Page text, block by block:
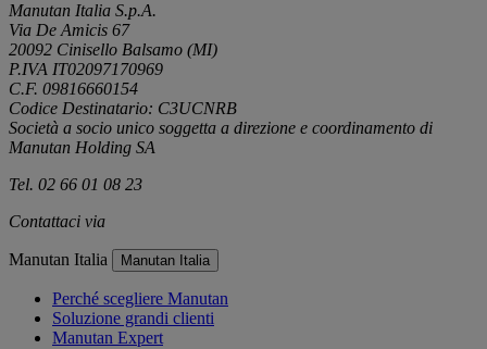
Manutan Italia S.p.A.
Via De Amicis 67
20092 Cinisello Balsamo (MI)
P.IVA IT02097170969
C.F. 09816660154
Codice Destinatario: C3UCNRB
Società a socio unico soggetta a direzione e coordinamento di
Manutan Holding SA
Tel. 02 66 01 08 23
Contattaci via
Manutan Italia Manutan Italia
Perché scegliere Manutan
Soluzione grandi clienti
Manutan Expert